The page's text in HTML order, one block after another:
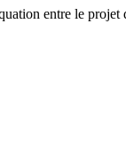
entre le projet